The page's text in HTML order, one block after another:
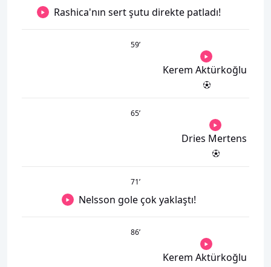
Rashica'nın sert şutu direkte patladı!
59’
Kerem Aktürkoğlu
65’
Dries Mertens
71’
Nelsson gole çok yaklaştı!
86’
Kerem Aktürkoğlu